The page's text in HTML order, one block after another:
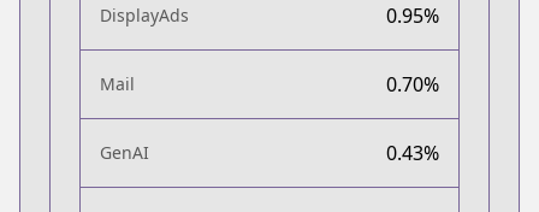
DisplayAds 0.95%
Mail 0.70%
GenAI 0.43%